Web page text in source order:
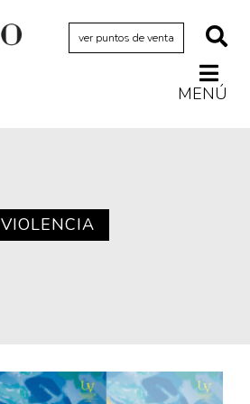
ver puntos de venta
MENÚ
VIOLENCIA